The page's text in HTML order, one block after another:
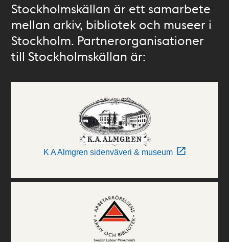
Stockholmskällan är ett samarbete
mellan arkiv, bibliotek och museer i
Stockholm. Partnerorganisationer
till Stockholmskällan är:
K A Almgren sidenväveri & museum